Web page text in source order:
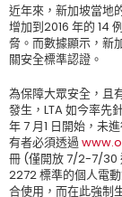
近年來，新加坡當地
增加到2016 年的 14
脅。而數據顯示，新
關安全標準認證。
為保障大眾安全，且
發生，LTA 如今率
年 7 月1 日開始，未
有者必須透過
冊 (僅開放 7/2-7/30
2272 標準的個人電
合使用，而在此強制